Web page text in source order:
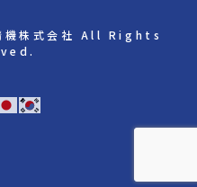
株式会社 All Rights